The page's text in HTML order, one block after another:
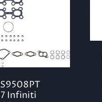
Infiniti